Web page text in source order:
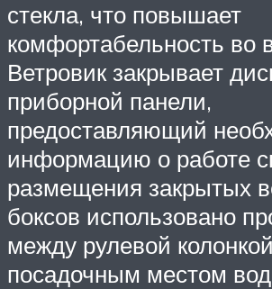
стекла, что повышает
комфортабельность во
Ветровик закрывает
приборной панели,
предоставляющий
информацию о работе
размещения закрытых
боксов использовано
между рулевой
посадочным местом